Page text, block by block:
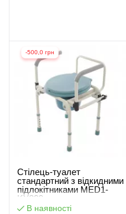
-500,0 грн
Стілець-туалет
стандартний з відкидними
підлокітниками MED1-
KY800
В наявності